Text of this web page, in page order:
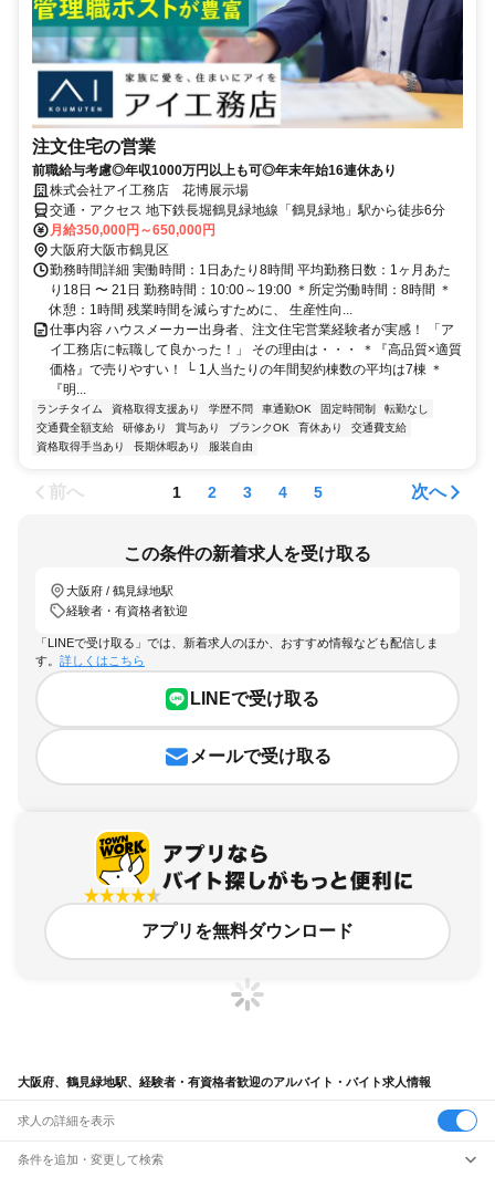
注文住宅の営業
前職給与考慮◎年収1000万円以上も可◎年末年始16連休あり
株式会社アイ工務店 花博展示場
交通・アクセス 地下鉄長堀鶴見緑地線「鶴見緑地」駅から徒歩6分
月給350,000円～650,000円
大阪府大阪市鶴見区
勤務時間詳細 実働時間：1日あたり8時間 平均勤務日数：1ヶ月あた
り18日 〜 21日 勤務時間：10:00～19:00 ＊所定労働時間：8時間 ＊
休憩：1時間 残業時間を減らすために、 生産性向...
仕事内容 ハウスメーカー出身者、注文住宅営業経験者が実感！ 「ア
イ工務店に転職して良かった！」 その理由は・・・ ＊『高品質×適質
価格』で売りやすい！ └ 1人当たりの年間契約棟数の平均は7棟 ＊
『明...
ランチタイム 資格取得支援あり 学歴不問 車通勤OK 固定時間制
転勤なし
交通費全額支給
研修あり 賞与あり ブランクOK 育休あり
交通費支給
資格取得手当あり
長期休暇あり 服装自由
前へ 1 2 3 4 5 次へ
この条件の新着求人を受け取る
大阪府 / 鶴見緑地駅
経験者・有資格者歓迎
「LINEで受け取る」では、新着求人のほか、おすすめ情報なども配信しま
す。 詳しくはこちら
LINEで受け取る
メールで受け取る
アプリを無料ダウンロード
大阪府、鶴見緑地駅、経験者・有資格者歓迎のアルバイト・バイト求人情報
求人の詳細を表示
条件を追加・変更して検索